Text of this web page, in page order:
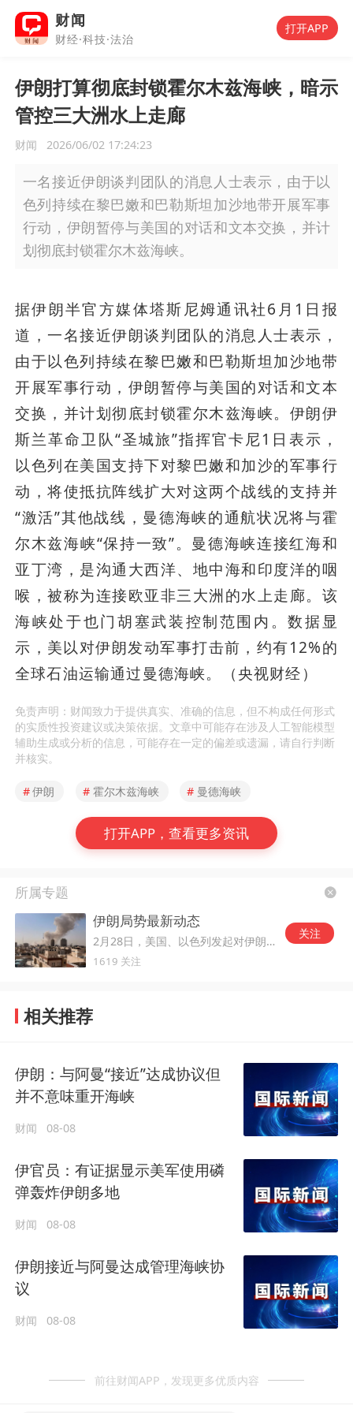
财闻
财经·科技·法治
打开APP
伊朗打算彻底封锁霍尔木兹海峡，暗示
管控三大洲水上走廊
财闻 2026/06/02 17:24:23
一名接近伊朗谈判团队的消息人士表示，由于以
色列持续在黎巴嫩和巴勒斯坦加沙地带开展军事
行动，伊朗暂停与美国的对话和文本交换，并计
划彻底封锁霍尔木兹海峡。
据伊朗半官方媒体塔斯尼姆通讯社6月1日报
道，一名接近伊朗谈判团队的消息人士表示，
由于以色列持续在黎巴嫩和巴勒斯坦加沙地带
开展军事行动，伊朗暂停与美国的对话和文本
交换，并计划彻底封锁霍尔木兹海峡。伊朗伊
斯兰革命卫队“圣城旅”指挥官卡尼1日表示，
以色列在美国支持下对黎巴嫩和加沙的军事行
动，将使抵抗阵线扩大对这两个战线的支持并
“激活”其他战线，曼德海峡的通航状况将与霍
尔木兹海峡“保持一致”。曼德海峡连接红海和
亚丁湾，是沟通大西洋、地中海和印度洋的咽
喉，被称为连接欧亚非三大洲的水上走廊。该
海峡处于也门胡塞武装控制范围内。数据显
示，美以对伊朗发动军事打击前，约有12%的
全球石油运输通过曼德海峡。（央视财经）
免责声明：财闻致力于提供真实、准确的信息，但不构成任何形式
的实质性投资建议或决策依据。文章中可能存在涉及人工智能模型
辅助生成或分析的信息，可能存在一定的偏差或遗漏，请自行判断
并核实。
#伊朗 # 霍尔木兹海峡 # 曼德海峡
打开APP，查看更多资讯
所属专题
伊朗局势最新动态
2月28日，美国、以色列发起对伊朗的军事打击。
1619 关注
关注
相关推荐
伊朗：与阿曼“接近”达成协议但
并不意味重开海峡
财闻 08-08
伊官员：有证据显示美军使用磷
弹轰炸伊朗多地
财闻 08-08
伊朗接近与阿曼达成管理海峡协
议
财闻 08-08
前往财闻APP，发现更多优质内容